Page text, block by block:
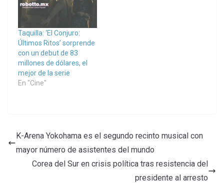
Taquilla: ‘El Conjuro:
Últimos Ritos’ sorprende
con un debut de 83
millones de dólares, el
mejor de la serie
En "Cine"
K-Arena Yokohama es el segundo recinto musical con
mayor número de asistentes del mundo
Corea del Sur en crisis política tras resistencia del
presidente al arresto